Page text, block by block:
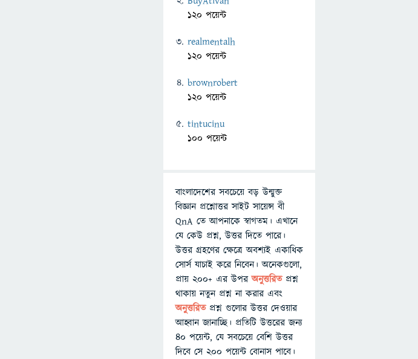
120 পয়েন্ট
realmentalh
120 পয়েন্ট
brownrobert
120 পয়েন্ট
tintucinu
100 পয়েন্ট
বাংলাদেশের সবচেয়ে বড় উন্মুক্ত
বিজ্ঞান প্রশ্নোত্তর সাইট সায়েন্স বী
QnA তে আপনাকে স্বাগতম। এখানে
যে কেউ প্রশ্ন, উত্তর দিতে পারে।
উত্তর গ্রহণের ক্ষেত্রে অবশ্যই একাধিক
সোর্স যাচাই করে নিবেন। অনেকগুলো,
প্রায় ২০০+ এর উপরঅনুত্তরিতপ্রশ্ন
থাকায় নতুন প্রশ্ন না করার এবং
অনুত্তরিত প্রশ্ন গুলোর উত্তর দেওয়ার
আহ্বান জানাচ্ছি। প্রতিটি উত্তরের জন্য
৪০ পয়েন্ট, যে সবচেয়ে বেশি উত্তর
দিবে সে ২০০ পয়েন্ট বোনাস পাবে।